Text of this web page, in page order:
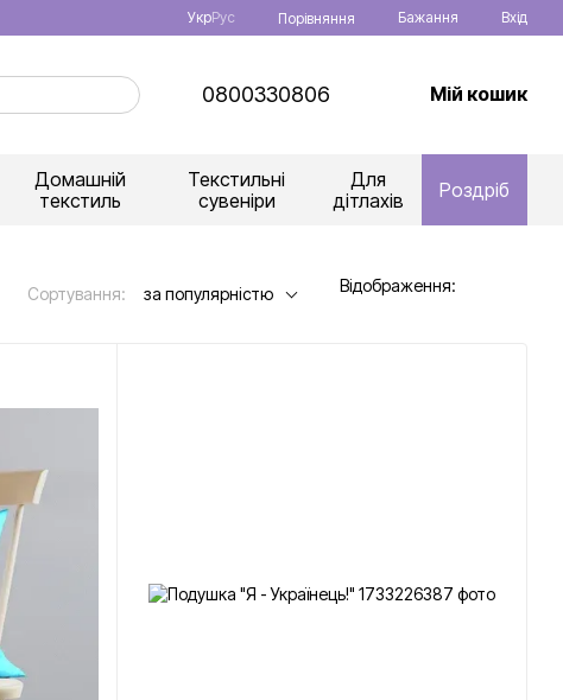
УкрРус Порівняння Бажання Вхід
0800330806 Мій кошик
Домашній
текстиль
Текстильні
сувеніри
Для
дітлахів
Роздріб
Сортування: за популярністю Відображення: